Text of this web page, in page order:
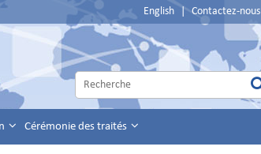
English | Contactez-nous
Cérémonie des traités